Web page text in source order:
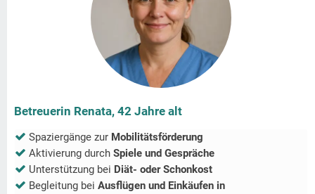
Betreuerin Renata, 42 Jahre alt
Spaziergänge zur Mobilitätsförderung
Aktivierung durch Spiele und Gespräche
Unterstützung bei Diät- oder Schonkost
Begleitung bei Ausflügen und Einkäufen in